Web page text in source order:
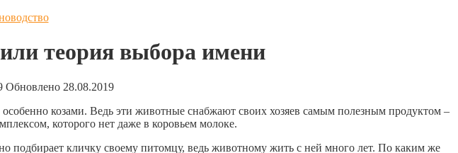
теория выбора имени
Обновлено 28.08.2019
особенно козами. Ведь эти животные снабжают своих хозяев самым полезным продуктом –
которого нет даже в коровьем молоке.
подбирает кличку своему питомцу, ведь животному жить с ней много лет. По каким же